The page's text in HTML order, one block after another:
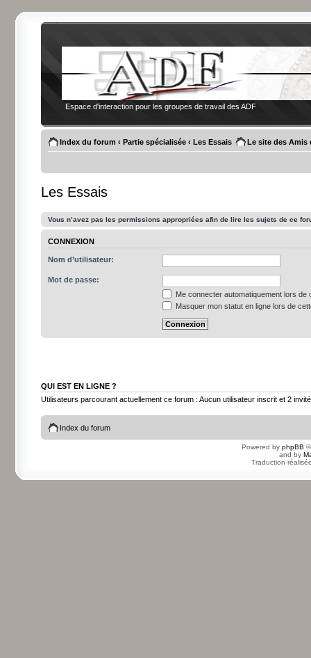
Espace d'interaction pour les groupes de travail des ADF
Index du forum ‹ Partie spécialisée ‹ Les Essais Le site des Amis
Les Essais
Vous n’avez pas les permissions appropriées afin de lire les sujets de ce
CONNEXION
Nom d’utilisateur:
Mot de passe:
Me connecter automatiquement lors de
Masquer mon statut en ligne lors de
QUI EST EN LIGNE ?
Utilisateurs parcourant actuellement ce forum : Aucun utilisateur inscrit et 2
Index du forum
Powered by phpBB
and by
Traduction